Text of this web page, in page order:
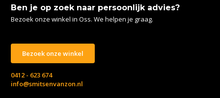
Ben je op zoek naar persoonlijk advies?
Bezoek onze winkel in Oss. We helpen je graag.
Bezoek onze winkel
0412 - 623 674
info@smitsenvanzon.nl